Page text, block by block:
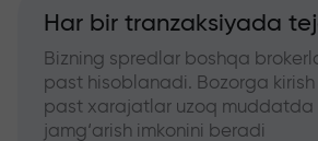
Har bir tranzaksiyada
Bizning spredlar boshqa
past hisoblanadi. Bozorga
past xarajatlar uzoq muddatda
jamg‘arish imkonini beradi